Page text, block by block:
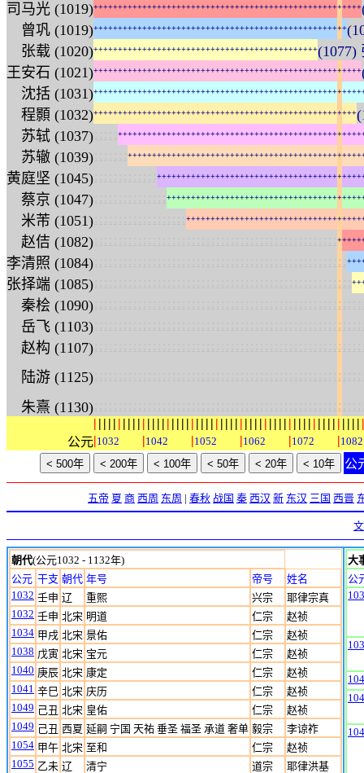
司马光 (1019)+++++++++++++++++++++++++++++++++++++++++++++++++++++++
曾巩 (1019)++++++++++++++++++++++++++++++++++++++++++++++++++++
张载 (1020)++++++++++++++++++++++++++++++++++++++++++++++(1077)
王安石 (1021)+++++++++++++++++++++++++++++++++++++++++++++++++++++++
沈括 (1031)+++++++++++++++++++++++++++++++++++++++++++++++++++++++
程顥 (1032)++++++++++++++++++++++++++++++++++++++++++++++++++++++
苏轼 (1037)
++++++++++++++++++++++++++++++++++++++++++++++++++
苏辙 (1039) ++++++++++++++++++++++++++++++++++++++++++++++++
黄庭坚 (1045) ++++++++++++++++++++++++++++++++++++++++++
蔡京 (1047) ++++++++++++++++++++++++++++++++++++++++
米芾 (1051) ++++++++++++++++++++++++++++++++++++
赵佶 (1082) +++++
李清照 (1084) : +++
张择端 (1085) : ++
秦桧 (1090) :
岳飞 (1103) :
赵构 (1107) :
陆游 (1125) :
朱熹 (1130) :
| | | | | | | | | | | | | | | | | | | | | | | | | | | | | | | | | | | | | | | | | | | | | | | | | | | | | | | |
公元|1032 |1042 |1052 |1062 |1072 |1082
公
五帝 夏 商 西周 东周 | 春秋 战国 秦 西汉 新 东汉 三国 西晋
朝代(公元1032 - 1132年)
公元 干支 朝代 年号 帝号
姓名
1032 壬申 辽 重熙 兴宗
耶律宗真
1032 壬申 北宋 明道 仁宗
赵祯
1034 甲戌 北宋 景佑 仁宗
赵祯
1038 戊寅 北宋 宝元 仁宗
赵祯
1040 庚辰 北宋 康定 仁宗
赵祯
1041 辛巳 北宋 庆历 仁宗
赵祯
1049 己丑 北宋 皇佑 仁宗
赵祯
1049 己丑 西夏 延嗣 宁国 天祐 垂圣 福圣 承道 奢单 毅宗
李谅祚
1054 甲午 北宋 至和 仁宗
赵祯
1055 乙未 辽 清宁 道宗
耶律洪基
大
公